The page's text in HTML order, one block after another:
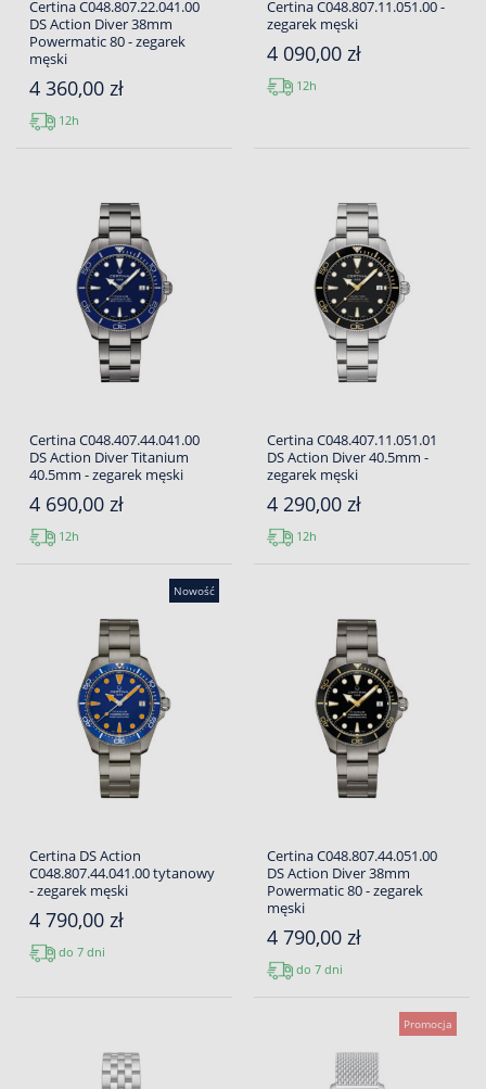
Certina C048.807.22.041.00
DS Action Diver 38mm
Powermatic 80 - zegarek
męski
4 360,00 zł
12h
Certina C048.807.11.051.00 -
zegarek męski
4 090,00 zł
12h
Certina C048.407.44.041.00
DS Action Diver Titanium
40.5mm - zegarek męski
4 690,00 zł
12h
Certina C048.407.11.051.01
DS Action Diver 40.5mm -
zegarek męski
4 290,00 zł
12h
Nowość
Certina DS Action
C048.807.44.041.00 tytanowy
- zegarek męski
4 790,00 zł
do 7 dni
Certina C048.807.44.051.00
DS Action Diver 38mm
Powermatic 80 - zegarek
męski
4 790,00 zł
do 7 dni
Promocja